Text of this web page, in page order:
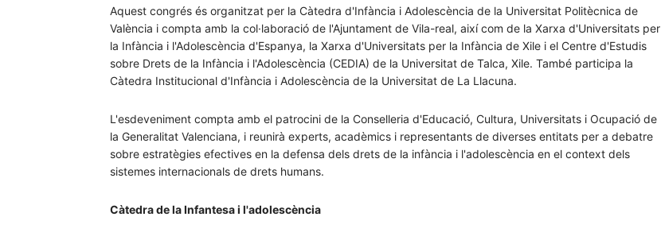
Aquest congrés és organitzat per la Càtedra d'Infància i Adolescència de la Universitat Politècnica de
València i compta amb la col·laboració de l'Ajuntament de Vila-real, així com de la Xarxa d'Universitats per
la Infància i l'Adolescència d'Espanya, la Xarxa d'Universitats per la Infància de Xile i el Centre d'Estudis
sobre Drets de la Infància i l'Adolescència (CEDIA) de la Universitat de Talca, Xile. També participa la
Càtedra Institucional d'Infància i Adolescència de la Universitat de La Llacuna.
L'esdeveniment compta amb el patrocini de la Conselleria d'Educació, Cultura, Universitats i Ocupació de
la Generalitat Valenciana, i reunirà experts, acadèmics i representants de diverses entitats per a debatre
sobre estratègies efectives en la defensa dels drets de la infància i l'adolescència en el context dels
sistemes internacionals de drets humans.
Càtedra de la Infantesa i l'adolescència